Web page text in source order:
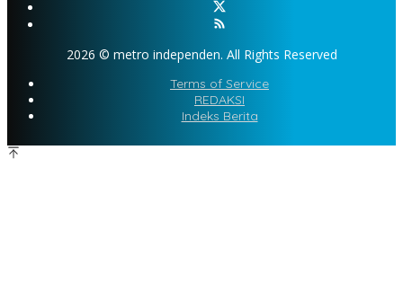
2026 © metro independen. All Rights Reserved
Terms of Service
REDAKSI
Indeks Berita